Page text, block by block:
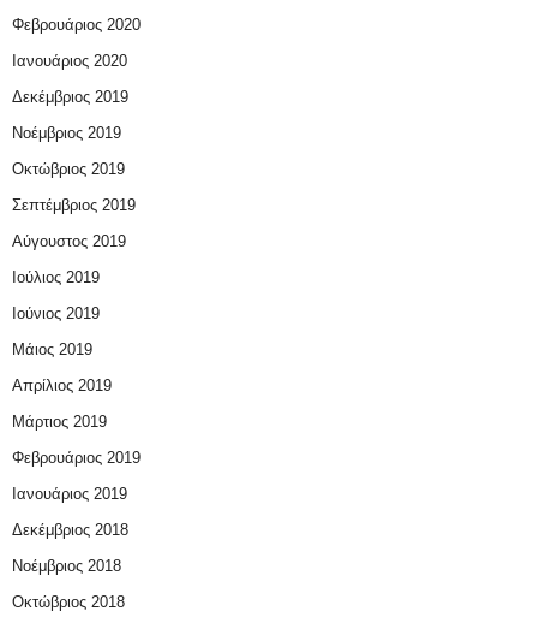
Φεβρουάριος 2020
Ιανουάριος 2020
Δεκέμβριος 2019
Νοέμβριος 2019
Οκτώβριος 2019
Σεπτέμβριος 2019
Αύγουστος 2019
Ιούλιος 2019
Ιούνιος 2019
Μάιος 2019
Απρίλιος 2019
Μάρτιος 2019
Φεβρουάριος 2019
Ιανουάριος 2019
Δεκέμβριος 2018
Νοέμβριος 2018
Οκτώβριος 2018